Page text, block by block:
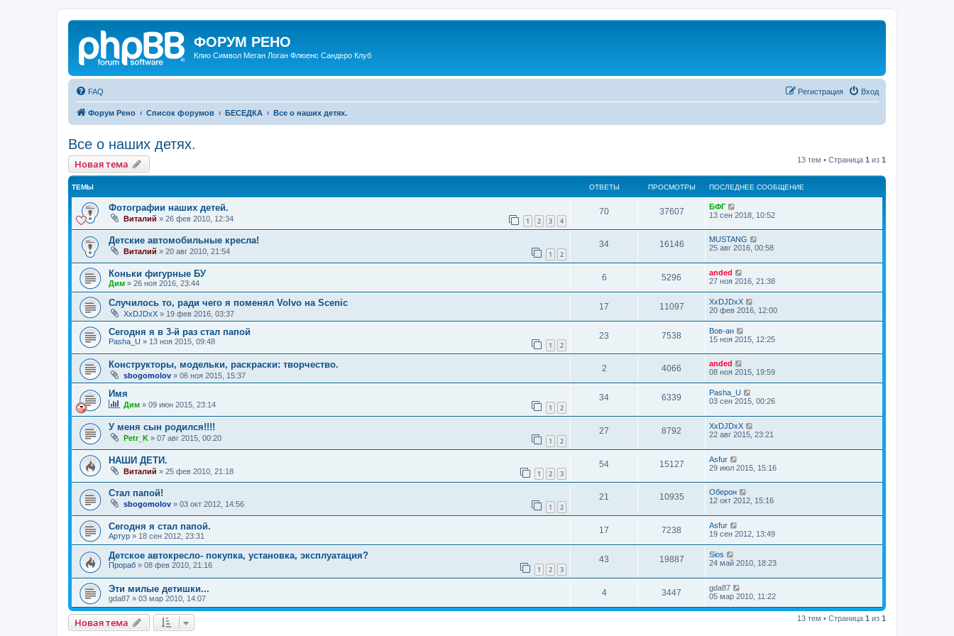
ФОРУМ РЕНО
Клио Символ Меган Логан Флюенс Сандеро Клуб
FAQ Вход
Регистрация
Форум Рено Список форумов БЕСЕДКА Все о наших детях.
Все о наших детях.
Новая тема 13 тем • Страница 1 из 1
ТЕМЫ ОТВЕТЫ ПРОСМОТРЫ ПОСЛЕДНЕЕ СООБЩЕНИЕ
Фотографии наших детей.
Виталий » 26 фев 2010, 12:34 1 2 3 4
70 37607
БФГ
13 сен 2018, 10:52
Детские автомобильные кресла!
Виталий » 20 авг 2010, 21:54 1 2
34 16146
MUSTANG
25 авг 2016, 00:58
Коньки фигурные БУ
Дим » 26 ноя 2016, 23:44
6 5296
anded
27 ноя 2016, 21:38
Случилось то, ради чего я поменял Volvo на Scenic
XxDJDxX » 19 фев 2016, 03:37
17 11097
XxDJDxX
20 фев 2016, 12:00
Сегодня я в 3-й раз стал папой
Pasha_U » 13 ноя 2015, 09:48 1 2
23 7538
Вов-ан
15 ноя 2015, 12:25
Конструкторы, модельки, раскраски: творчество.
sbogomolov » 06 ноя 2015, 15:37
2 4066
anded
08 ноя 2015, 19:59
Имя
Дим » 09 июн 2015, 23:14 1 2
34 6339
Pasha_U
03 сен 2015, 00:26
У меня сын родился!!!!
Petr_K » 07 авг 2015, 00:20 1 2
27 8792
XxDJDxX
22 авг 2015, 23:21
НАШИ ДЕТИ.
Виталий » 25 фев 2010, 21:18 1 2 3
54 15127
Asfur
29 июл 2015, 15:16
Стал папой!
sbogomolov » 03 окт 2012, 14:56 1 2
21 10935
Оберон
12 окт 2012, 15:16
Сегодня я стал папой.
Артур » 18 сен 2012, 23:31
17 7238
Asfur
19 сен 2012, 13:49
Детское автокресло- покупка, установка, эксплуатация?
Прораб » 08 фев 2010, 21:16 1 2 3
43 19887
Sios
24 май 2010, 18:23
Эти милые детишки...
gda87 » 03 мар 2010, 14:07
4 3447
gda87
05 мар 2010, 11:22
Новая тема 13 тем • Страница 1 из 1